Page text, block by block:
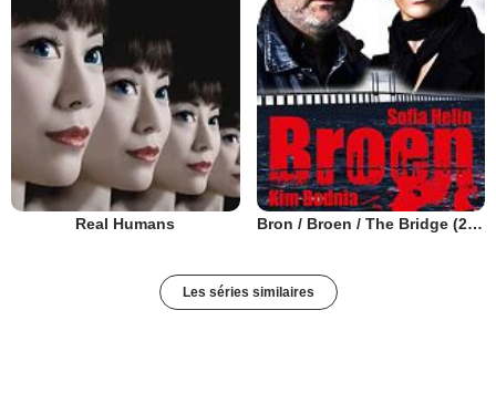
Real Humans Bron / Broen / The Bridge (2011)
Les séries similaires